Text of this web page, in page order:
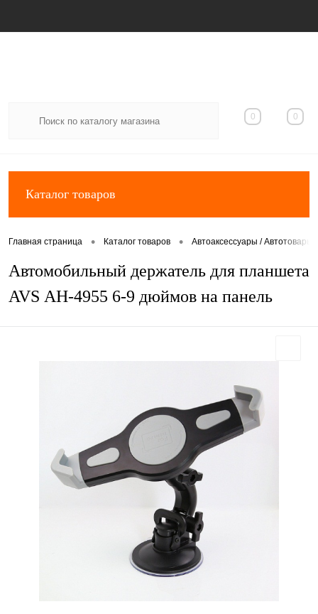
0 0
Каталог товаров
Главная страница • Каталог товаров • Автоаксессуары / Автотовары
Автомобильный держатель для планшета
AVS АН-4955 6-9 дюймов на панель